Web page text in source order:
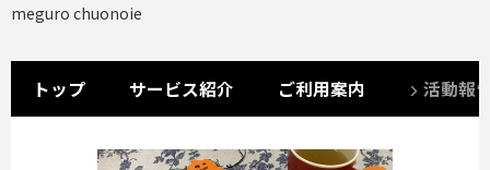
meguro chuonoie
トップ サービス紹介 ご利用案内 活動報